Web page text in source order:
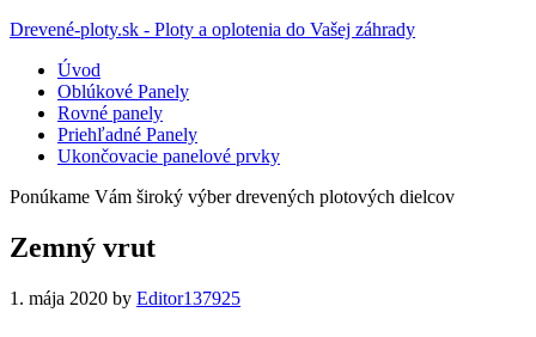
Drevené-ploty.sk - Ploty a oplotenia do Vašej záhrady
Úvod
Oblúkové Panely
Rovné panely
Priehľadné Panely
Ukončovacie panelové prvky
Ponúkame Vám široký výber drevených plotových dielcov
Zemný vrut
1. mája 2020 by Editor137925